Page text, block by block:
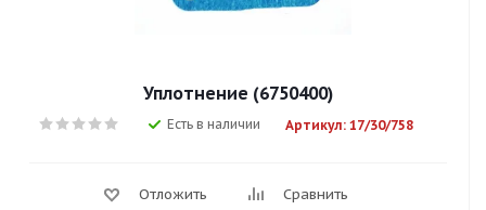
Уплотнение (6750400)
Есть в наличии Артикул: 17/30/758
Отложить Сравнить